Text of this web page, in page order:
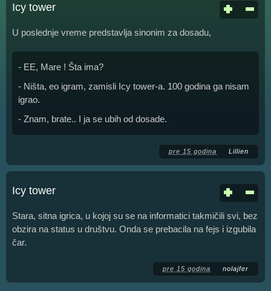
Icy tower
U poslednje vreme predstavlja sinonim za dosadu,
- EE, Mare ! Šta ima?
- Ništa, eo igram, zamisli Icy tower-a. 100 godina ga nisam
igrao.
- Znam, brate.. I ja se ubih od dosade.
pre 15 godina Lillien
Icy tower
Stara, sitna igrica, u kojoj su se na informatici takmičili svi, bez
obzira na status u društvu. Onda se prebacila na fejs i izgubila
čar.
pre 15 godina nolajfer